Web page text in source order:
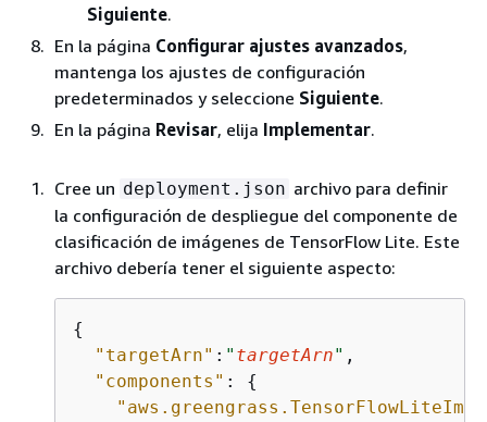
Siguiente.
En la página Configurar ajustes avanzados,
mantenga los ajustes de configuración
predeterminados y seleccione Siguiente.
En la página Revisar, elija Implementar.
Cree un deployment.json archivo para definir
la configuración de despliegue del componente de
clasificación de imágenes de TensorFlow Lite. Este
archivo debería tener el siguiente aspecto:
{
"targetArn" : " targetArn" ,
"components" : {